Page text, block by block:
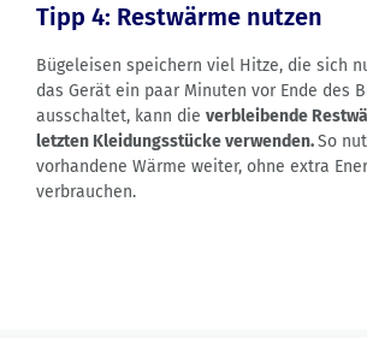
Tipp 4: Restwärme nutzen
Bügeleisen speichern viel Hitze, die sich
das Gerät ein paar Minuten vor Ende des
ausschaltet, kann die verbleibende
letzten Kleidungsstücke verwenden.So
vorhandene Wärme weiter, ohne extra
verbrauchen.